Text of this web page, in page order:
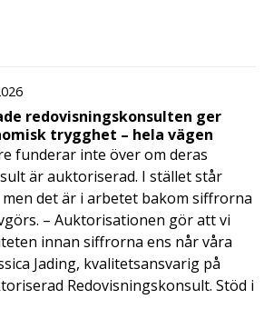
redovisningskonsulten ger
trygghet – hela vägen
funderar inte över om deras
är auktoriserad. I stället står
det är i arbetet bakom siffrorna
– Auktorisationen gör att vi
innan siffrorna ens når våra
Jading, kvalitetsansvarig på
Redovisningskonsult. Stöd i